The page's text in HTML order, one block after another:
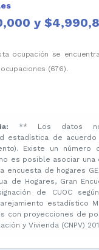
y
ocupación se
(676).
** Los datos
estadística de
Existe un número
es posible asociar una
encuesta de hogares
de Hogares, Gran
de CUOC
estadístico
con proyecciones de
y Vivienda (CNPV)